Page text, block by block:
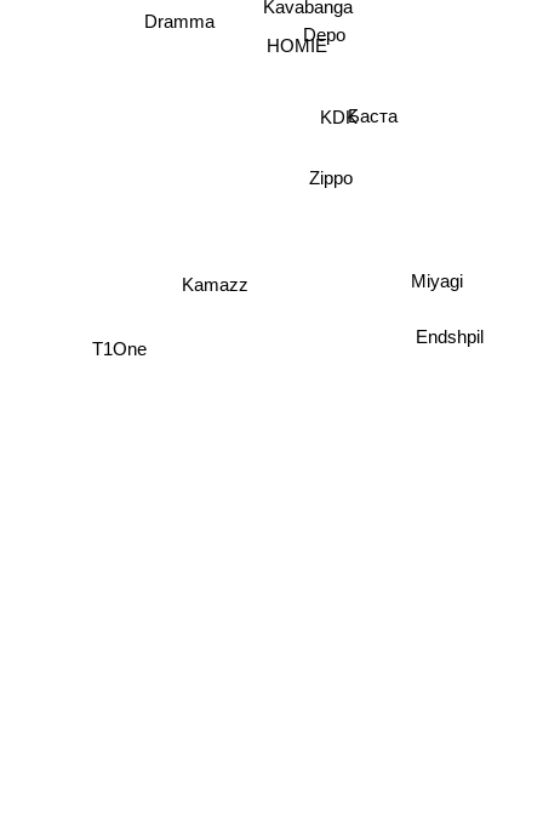
Kavabanga
Depo
Dramma
HOMIE
KDK
Zippo
Kamazz
Баста
T1One
Miyagi
Endshpil